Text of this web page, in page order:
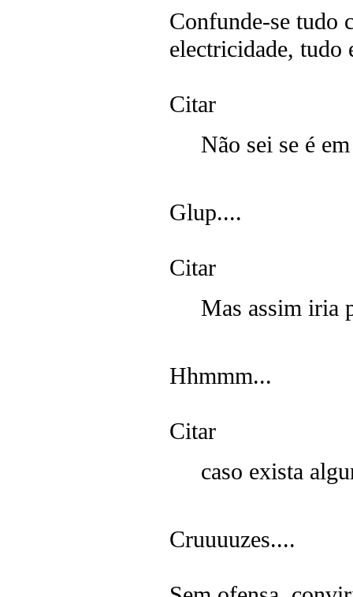
Confunde-se tudo
electricidade, tudo
Citar
Não sei se é
Glup....
Citar
Mas assim iria
Hhmmm...
Citar
caso exista
Cruuuuzes....